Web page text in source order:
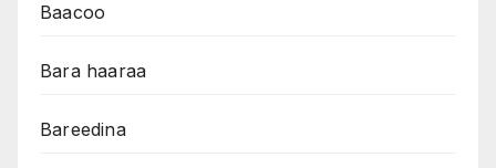
Baacoo
Bara haaraa
Bareedina